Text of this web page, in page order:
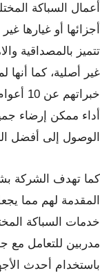
أعمال السباكة
أجزائها أو غيارها
تتميز بالمصداقية
غير أصلية، كما
أداء ممكن إرضاء
الوصول إلى أفضل
كما تهدف الشركة
المقدمة لهم مما
خدمات السباكة
مدربين للتعامل مع
باستخدام أحدث